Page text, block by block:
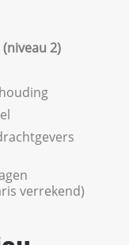
2)
verrekend)